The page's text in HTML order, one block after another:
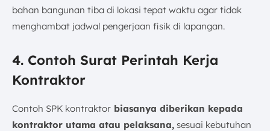
bahan bangunan tiba di lokasi tepat waktu agar tidak
menghambat jadwal pengerjaan fisik di lapangan.
4. Contoh Surat Perintah Kerja
Kontraktor
Contoh SPK kontraktor biasanya diberikan kepada
kontraktor utama atau pelaksana, sesuai kebutuhan